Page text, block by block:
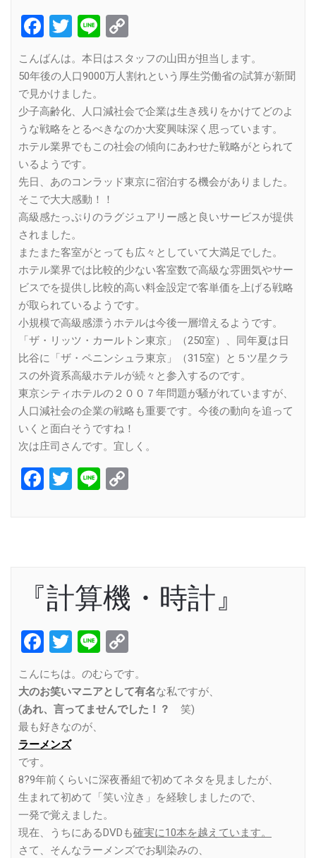
Facebook
Twitter
Line
Link
こんばんは。本日はスタッフの山田が担当します。
50年後の人口9000万人割れという厚生労働省の試算が新聞
で見かけました。
少子高齢化、人口減社会で企業は生き残りをかけてどのよ
うな戦略をとるべきなのか大変興味深く思っています。
ホテル業界でもこの社会の傾向にあわせた戦略がとられて
いるようです。
先日、あのコンラッド東京に宿泊する機会がありました。
そこで大大感動！！
高級感たっぷりのラグジュアリー感と良いサービスが提供
されました。
またまた客室がとっても広々としていて大満足でした。
ホテル業界では比較的少ない客室数で高級な雰囲気やサー
ビスでを提供し比較的高い料金設定で客単価を上げる戦略
が取られているようです。
小規模で高級感漂うホテルは今後一層増えるようです。
「ザ・リッツ・カールトン東京」（250室）、同年夏は日
比谷に「ザ・ペニンシュラ東京」（315室）と５ツ星クラ
スの外資系高級ホテルが続々と参入するのです。
東京シティホテルの２００７年問題が騒がれていますが、
人口減社会の企業の戦略も重要です。今後の動向を追って
いくと面白そうですね！
次は庄司さんです。宜しく。
Facebook
Twitter
Line
『計算機・時計』
Facebook
Twitter
Line
Link
こんにちは。のむらです。
大のお笑いマニアとして有名な私ですが、
(あれ、言ってませんでした！？
笑)
最も好きなのが、
ラーメンズ
です。
8?9年前くらいに深夜番組で初めてネタを見ましたが、
生まれて初めて「笑い泣き」を経験しましたので、
一発で覚えました。
現在、うちにあるDVDも確実に10本を越えています。
さて、そんなラーメンズでお馴染みの、